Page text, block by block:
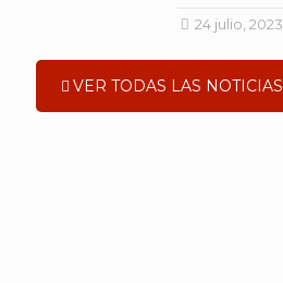
24 julio, 2023
VER TODAS LAS NOTICIAS